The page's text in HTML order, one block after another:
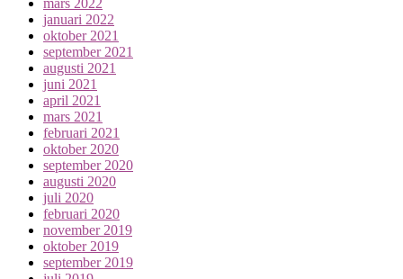
januari 2022
oktober 2021
september 2021
augusti 2021
juni 2021
april 2021
mars 2021
februari 2021
oktober 2020
september 2020
augusti 2020
juli 2020
februari 2020
november 2019
oktober 2019
september 2019